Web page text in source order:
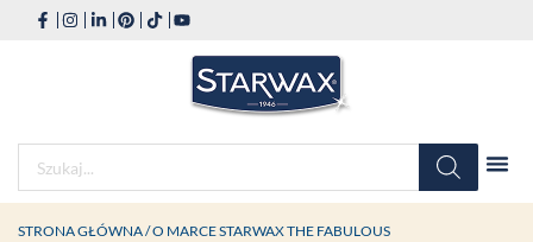
STRONA GŁÓWNA/ O MARCE STARWAX THE FABULOUS